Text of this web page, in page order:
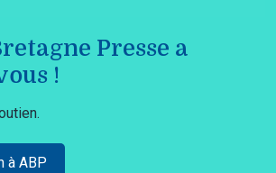
Presse a
!
à ABP